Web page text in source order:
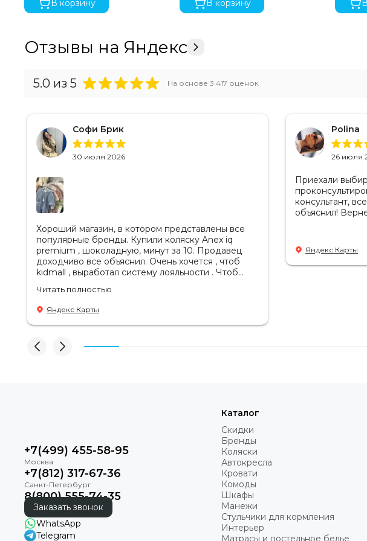
Матрас Season-Smart Grow
Всё необходимое для идеального
В корзину
В корзину
Отзывы на Яндекс
5.0 из 5 На основе 3 417 оценок
Софи Брик
30 июля 2026
Хороший магазин, в котором представлены все
популярные бренды. Купили коляску Anex iq
premium , шоколадную, минут за 10. Продавец
доходчиво все объяснил. Очень хочется , чтоб
kidmall , выработал систему лояльности . Чтоб
Читать полностью
Яндекс Карты
Polina
26 июля
Приехали
консультант,
объяснил!
Яндекс Карты
+7(499) 455-58-95
+7(812) 317-67-36
8(800) 555-74-35
Заказать звонок
WhatsApp
Telegram
Каталог
Скидки
Бренды
Коляски
Автокресла
Кровати
Комоды
Шкафы
Манежи
Стульчики для кормления
Интерьер
Матрасы и постельное белье